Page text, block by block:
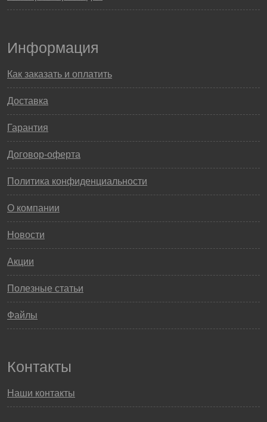
Информация
Как заказать и оплатить
Доставка
Гарантия
Договор-оферта
Политика конфиденциальности
О компании
Новости
Акции
Полезные статьи
Файлы
Контакты
Наши контакты